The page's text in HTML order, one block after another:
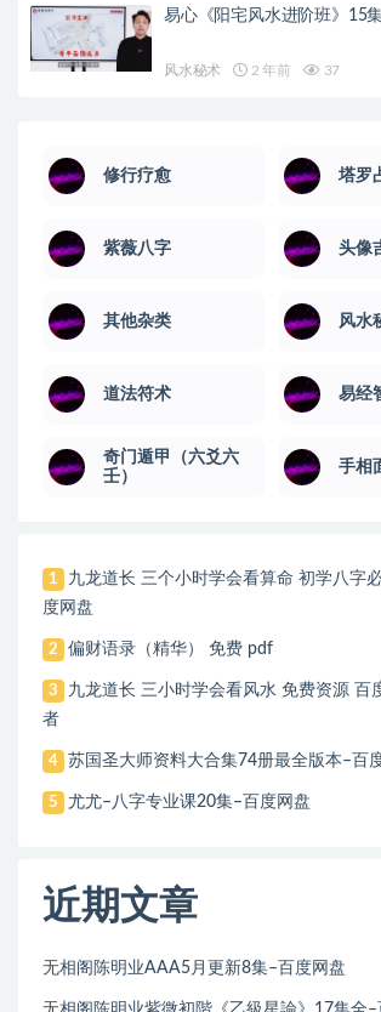
易心《阳宅风水进阶班》15
风水秘术 2 年前 37
修行疗愈 塔罗
紫薇八字 头像
其他杂类 风水
道法符术 易经
奇门遁甲（六爻六
壬）
手相
1
九龙道长 三个小时学会看算命 初学八字
度网盘
2 偏财语录（精华） 免费 pdf
3
九龙道长 三小时学会看风水 免费资源 百
者
4 苏国圣大师资料大合集74册最全版本–百
5 尤尤–八字专业课20集–百度网盘
近期文章
无相阁陈明业AAA5月更新8集–百度网盘